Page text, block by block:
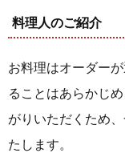
料理人のご紹介
お料理はオーダー
ることはあらかじ
がりいただくため
たします。